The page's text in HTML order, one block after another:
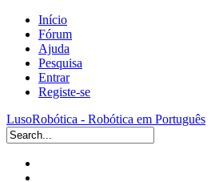
Início
Fórum
Ajuda
Pesquisa
Entrar
Registe-se
LusoRobótica - Robótica em Português